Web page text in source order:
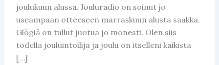
joulukuun alussa. Jouluradio on soinut jo
useampaan otteeseen marraskuun alusta saakka.
Glögiä on tullut juotua jo monesti. Olen siis
todella jouluintoilija ja joulu on itselleni kaikista
[…]